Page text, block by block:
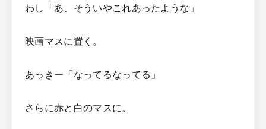
わし「あ、そういやこれあったような」
映画マスに置く。
あっきー「なってるなってる」
さらに赤と白のマスに。